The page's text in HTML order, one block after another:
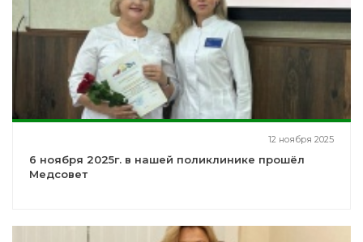
12 ноября 2025
6 ноября 2025г. в нашей поликлинике прошёл
Медсовет